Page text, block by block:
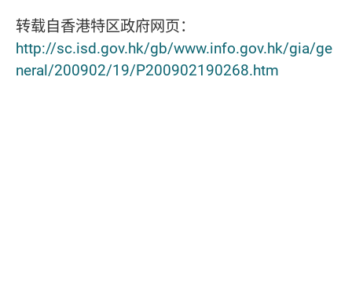
转载自香港特区政府网页：
http://sc.isd.gov.hk/gb/www.info.gov.hk/gia/ge
neral/200902/19/P200902190268.htm